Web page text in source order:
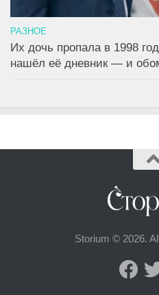
РАЗНОЕ
Их дочь пропала в 1998
нашёл её дневник — и
Storium © 2026.